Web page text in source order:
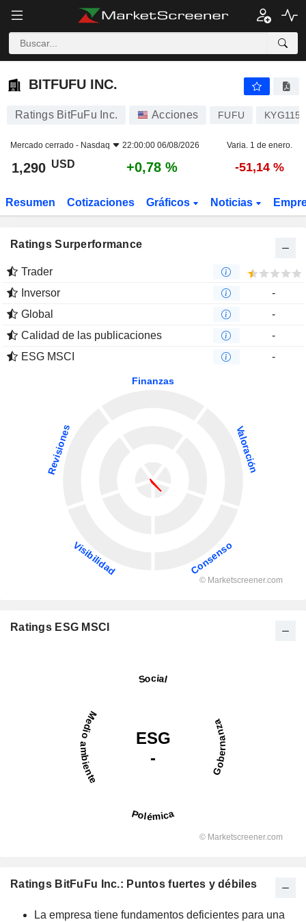
BITFUFU INC.
BITFUFU INC.
Ratings BitFuFu Inc. Acciones FUFU
Mercado cerrado - Nasdaq 22:00:00 06/08/2026 Varia. 1 de enero.
1,290 USD +0,78 % -51,14 %
Resumen Cotizaciones Gráficos Noticias
Ratings Surperformance
Trader
Inversor
-
Global
-
Calidad de las publicaciones
-
ESG MSCI
-
Ratings ESG MSCI
Ratings BitFuFu Inc.: Puntos fuertes y débiles
La empresa tiene fundamentos deficientes para una